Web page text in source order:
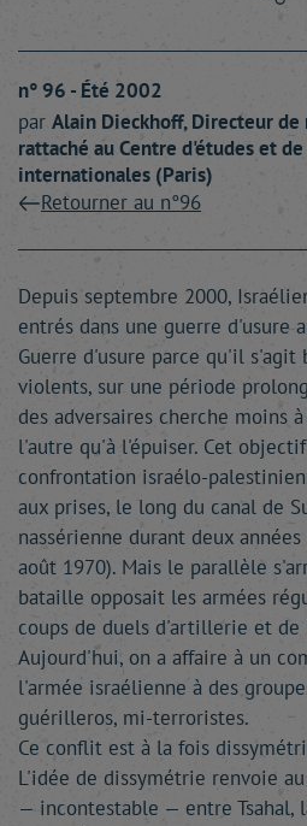
n° 96 - Été 2002
par Alain Dieckhoff, Directeur de
rattaché au Centre d'études et
internationales (Paris)
Retourner au n°96
Depuis septembre 2000,
entrés dans une guerre d'usure
Guerre d'usure parce qu'il
violents, sur une période
des adversaires cherche moins
l'autre qu'à l'épuiser. Cet
confrontation israélo-
aux prises, le long du canal de
nassérienne durant deux
août 1970). Mais le parallèle
bataille opposait les armées
coups de duels d'artillerie et de
Aujourd'hui, on a affaire à un
l'armée israélienne à des
guérilleros, mi-terroristes.
Ce conflit est à la fois
L'idée de dissymétrie renvoie
— incontestable — entre Tsahal,